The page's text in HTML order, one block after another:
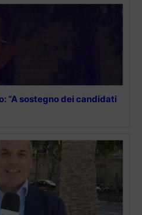
“A sostegno dei candidati